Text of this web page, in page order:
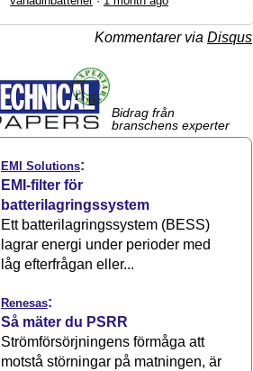
Kommentarer via Disqus
Bidrag från
branschens experter
EMI Solutions:
EMI-filter för
batterilagringssystem
Ett batterilagringssystem (BESS)
lagrar energi under perioder med
låg efterfrågan eller...
Renesas:
Så mäter du PSRR
Strömförsörjningens förmåga att
motstå störningar på matningen, är